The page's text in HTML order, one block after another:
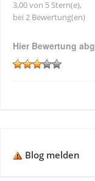
3,00 von 5 Stern(e),
bei 2 Bewertung(en)
Hier Bewertung
Blog melden